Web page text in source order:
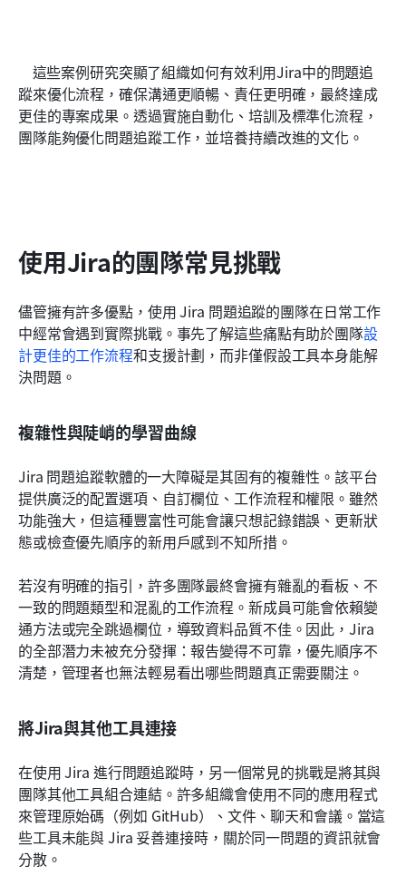
蹤來優化流程，確保溝通更順暢、責任更明確，最終達成
更佳的專案成果。透過實施自動化、培訓及標準化流程，
團隊能夠優化問題追蹤工作，並培養持續改進的文化。
使用Jira的團隊常見挑戰
儘管擁有許多優點，使用 Jira 問題追蹤的團隊在日常工作
中經常會遇到實際挑戰。事先了解這些痛點有助於團隊設
計更佳的工作流程和支援計劃，而非僅假設工具本身能解
決問題。
複雜性與陡峭的學習曲線
Jira 問題追蹤軟體的一大障礙是其固有的複雜性。該平台
提供廣泛的配置選項、自訂欄位、工作流程和權限。雖然
功能強大，但這種豐富性可能會讓只想記錄錯誤、更新狀
態或檢查優先順序的新用戶感到不知所措。
若沒有明確的指引，許多團隊最終會擁有雜亂的看板、不
一致的問題類型和混亂的工作流程。新成員可能會依賴變
通方法或完全跳過欄位，導致資料品質不佳。因此，Jira
的全部潛力未被充分發揮：報告變得不可靠，優先順序不
清楚，管理者也無法輕易看出哪些問題真正需要關注。
將Jira與其他工具連接
在使用 Jira 進行問題追蹤時，另一個常見的挑戰是將其與
團隊其他工具組合連結。許多組織會使用不同的應用程式
來管理原始碼（例如 GitHub）、文件、聊天和會議。當這
些工具未能與 Jira 妥善連接時，關於同一問題的資訊就會
分散。